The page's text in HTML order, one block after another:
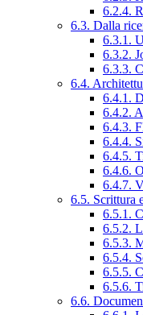
6.2.4.
6.3. Dalla
6.3.1.
6.3.2.
6.3.3.
6.4.
6.4.1.
6.4.2.
6.4.3.
6.4.4.
6.4.5.
6.4.6.
6.4.7.
6.5. Scrittura
6.5.1.
6.5.2.
6.5.3.
6.5.4.
6.5.5.
6.5.6.
6.6.